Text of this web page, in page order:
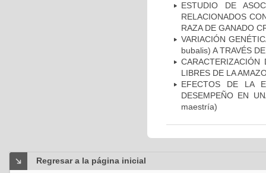
ESTUDIO DE
RELACIONADOS
RAZA DE GANADO
VARIACIÓN
bubalis) A TRAVÉS
CARACTERIZACIÓN
LIBRES DE LA
EFECTOS DE LA
DESEMPEÑO EN
maestría)
Regresar a la página inicial